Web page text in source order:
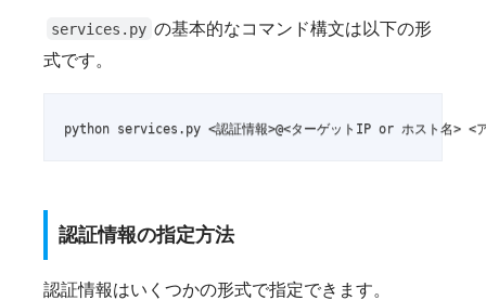
services.py の基本的なコマンド構文は以下の形
式です。
python services.py <認証情報>@<ターゲットIP or ホスト名> <
認証情報の指定方法
認証情報はいくつかの形式で指定できます。